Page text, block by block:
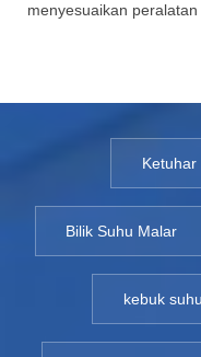
menyesuaikan peralatan
Bilik Suhu Malar
kebuk